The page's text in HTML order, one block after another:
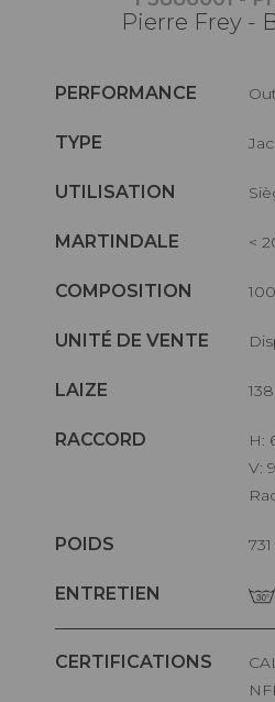
Pierre Frey -
PERFORMANCE
TYPE
UTILISATION
MARTINDALE <
COMPOSITION
UNITÉ DE VENTE
LAIZE
RACCORD
POIDS
ENTRETIEN
CERTIFICATIONS